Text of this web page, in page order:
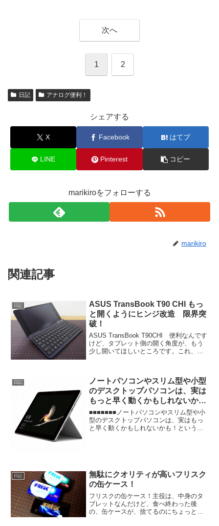
次へ
1 2
日記 アナログ便利！
シェアする
X Facebook はてブ
LINE Pinterest コピー
marikiroをフォローする
marikiro
関連記事
日記
ASUS TransBook T90 CHI もっ
と開くようにヒンジ改造 限界突
破！
ASUS TransBook T90CHI 便利なんです
けど、タブレット側の開く角度が、もう
少し開いてほしいところです。これ、カ
ジ部...
日記
ノートパソコンやスリム型や小型
のデスクトップパソコンは、実は
もっと早く動くかもしれないか
も！という話。もったいないか
ら、絶対確認しておいたほうがい
い！
■■■■■■■ノートパソコンやスリム型や小
型のデスクトップパソコンは、実はもっ
と早く動くかもしれないかも！という
日記
無駄にクオリティが高いフリスク
の缶ケース！
フリスクの缶ケース！主役は、中身のタ
ブレットなんだけど、食べ終わった後
の、缶ケースが、捨てるのにちょっとた